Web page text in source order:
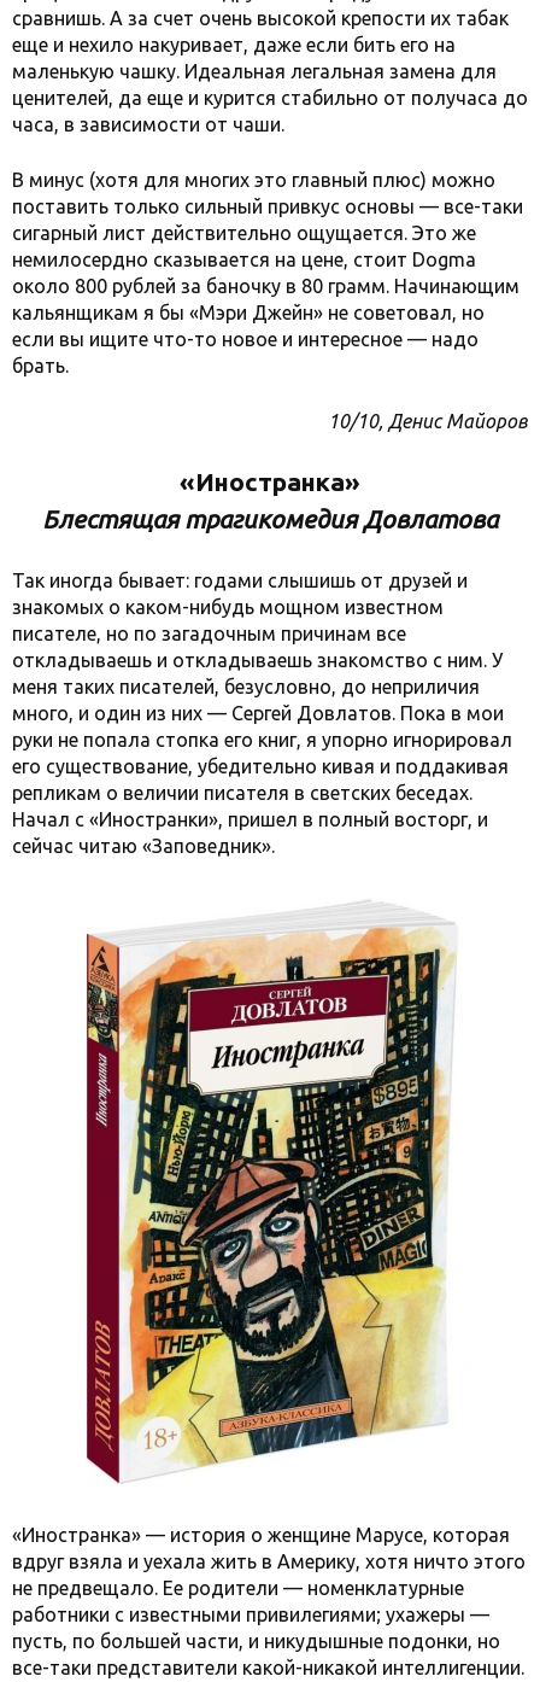
сравнишь. А за счет очень высокой крепости их табак
еще и нехило накуривает, даже если бить его на
маленькую чашку. Идеальная легальная замена для
ценителей, да еще и курится стабильно от получаса до
часа, в зависимости от чаши.
В минус (хотя для многих это главный плюс) можно
поставить только сильный привкус основы — все-таки
сигарный лист действительно ощущается. Это же
немилосердно сказывается на цене, стоит Dogma
около 800 рублей за баночку в 80 грамм. Начинающим
кальянщикам я бы «Мэри Джейн» не советовал, но
если вы ищите что-то новое и интересное — надо
брать.
10/10, Денис Майоров
«Иностранка»
Блестящая трагикомедия Довлатова
Так иногда бывает: годами слышишь от друзей и
знакомых о каком-нибудь мощном известном
писателе, но по загадочным причинам все
откладываешь и откладываешь знакомство с ним. У
меня таких писателей, безусловно, до неприличия
много, и один из них — Сергей Довлатов. Пока в мои
руки не попала стопка его книг, я упорно игнорировал
его существование, убедительно кивая и поддакивая
репликам о величии писателя в светских беседах.
Начал с «Иностранки», пришел в полный восторг, и
сейчас читаю «Заповедник».
«Иностранка» — история о женщине Марусе, которая
вдруг взяла и уехала жить в Америку, хотя ничто этого
не предвещало. Ее родители — номенклатурные
работники с известными привилегиями; ухажеры —
пусть, по большей части, и никудышные подонки, но
все-таки представители какой-никакой интеллигенции.